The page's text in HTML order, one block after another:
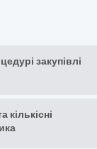
закупівлі
кількісні